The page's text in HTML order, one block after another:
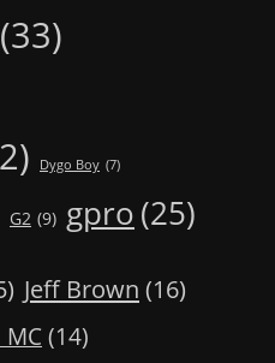
(33)
Dygo Boy (7)
G2 (9) gpro(25)
Jeff Brown (16)
MC (14)